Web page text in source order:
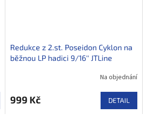
Redukce z 2.st. Poseidon Cyklon na
běžnou LP hadici 9/16'' JTLine
Na objednání
999 Kč DETAIL